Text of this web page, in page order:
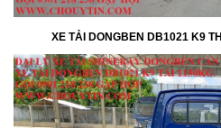
XE TẢI DONGBEN DB1021 K9